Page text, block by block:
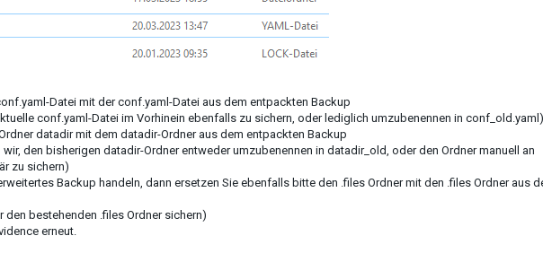
Datei mit der conf.yaml-Datei aus dem entpackten Backup
conf.yaml-Datei im Vorhinein ebenfalls zu sichern, oder lediglich umzubenennen in conf_old.yaml)
datadir mit dem datadir-Ordner aus dem entpackten Backup
den bisherigen datadir-Ordner entweder umzubenennen in datadir_old, oder den Ordner manuell an
zu sichern)
Backup handeln, dann ersetzen Sie ebenfalls bitte den .files Ordner mit den .files Ordner aus
den bestehenden .files Ordner sichern)
erneut.